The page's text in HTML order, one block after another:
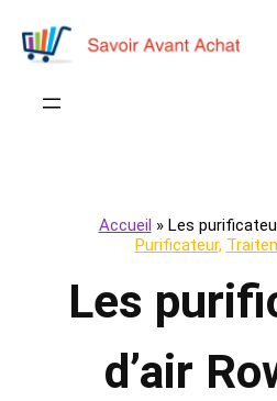
Accueil » Les
Purificateur,
Les
d’air